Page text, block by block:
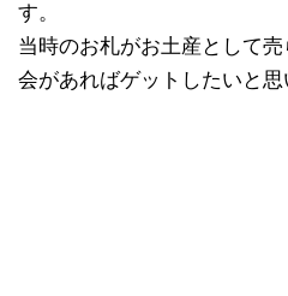
す。
当時のお札がお土産として
会があればゲットしたいと思